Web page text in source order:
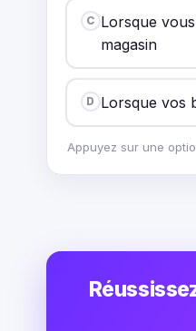
C Lorsque
magasin
D Lorsque vos
Appuyez sur une